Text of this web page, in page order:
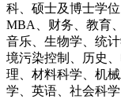
科、硕士及博士学
MBA、财务、教育
音乐、生物学、统
境污染控制、历史
理、材料科学、机
学、英语、社会科